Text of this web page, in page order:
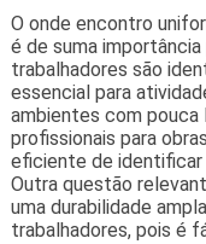
O onde encontro
é de suma
trabalhadores são
essencial para
ambientes com pouca
profissionais para
eficiente de identificar
Outra questão
uma durabilidade
trabalhadores, pois é